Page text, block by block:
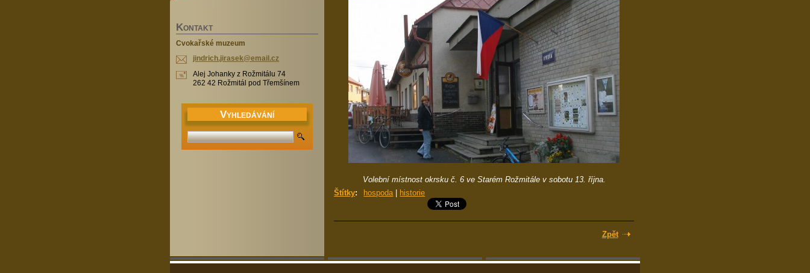
Volební místnost okrsku č. 6 ve Starém Rožmitále v sobotu 13. října.
Štítky: hospoda historie
Zpět
KONTAKT
Cvokařské muzeum
jindrich.jirasek@email.cz
Alej Johanky z Rožmitálu 74
262 42 Rožmitál pod Třemšínem
VYHLEDÁVÁNÍ